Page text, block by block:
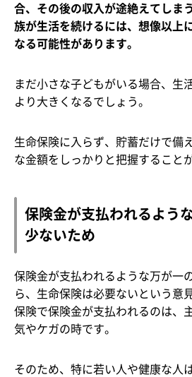
合、その後の収入が途絶えてしま
族が生活を続けるには、想像以上
なる可能性があります。
まだ小さな子どもがいる場合、生
より大きくなるでしょう。
生命保険に入らず、貯蓄だけで備
な金額をしっかりと把握すること
保険金が支払われるよう
少ないため
保険金が支払われるような万が一
ら、生命保険は必要ないという意
保険で保険金が支払われるのは、
気やケガの時です。
そのため、特に若い人や健康な人